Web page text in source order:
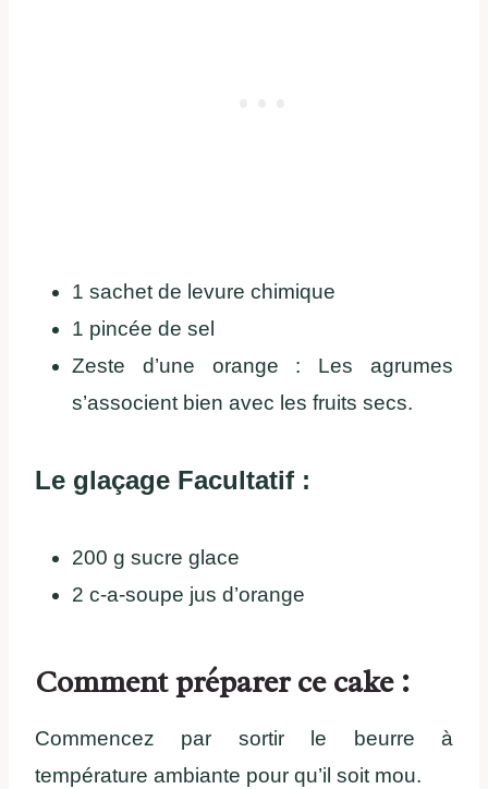
1 sachet de levure chimique
1 pincée de sel
Zeste d’une orange : Les agrumes
s’associent bien avec les fruits secs.
Le glaçage Facultatif :
200 g sucre glace
2 c-a-soupe jus d’orange
Comment préparer ce cake :
Commencez par sortir le beurre à
température ambiante pour qu’il soit mou.